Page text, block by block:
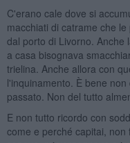
C'erano cale dove si
macchiati di catrame che
dal porto di Livorno. Anche
a casa bisognava
trielina. Anche allora con
l'inquinamento. È bene
passato. Non del tutto
E non tutto ricordo con
come e perché capitai,